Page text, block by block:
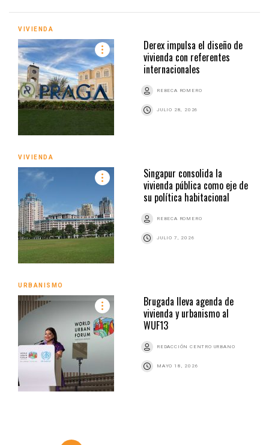
VIVIENDA
Derex impulsa el diseño de
vivienda con referentes
internacionales
REBECA ROMERO
JULIO 28, 2026
VIVIENDA
Singapur consolida la
vivienda pública como eje de
su política habitacional
REBECA ROMERO
JULIO 7, 2026
URBANISMO
Brugada lleva agenda de
vivienda y urbanismo al
WUF13
REDACCIÓN CENTRO URBANO
MAYO 18, 2026